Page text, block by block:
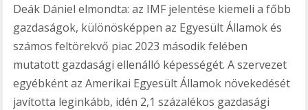
Deák Dániel elmondta: az IMF jelentése kiemeli a főbb
gazdaságok, különösképpen az Egyesült Államok és
számos feltörekvő piac 2023 második felében
mutatott gazdasági ellenálló képességét. A szervezet
egyébként az Amerikai Egyesült Államok növekedését
javította leginkább, idén 2,1 százalékos gazdasági